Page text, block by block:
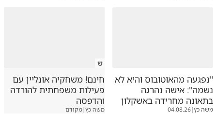
"נפגעה מהאוטובוס והיא לא
נשמה": אישה נהרגה
בתאונה מחרידה באשקלון
משה כץ|
04.08.26
ש
חינם! משחקיה אונליין עם
פעילות משפחתית להורדה
והדפסה
משה כץ|מקודם